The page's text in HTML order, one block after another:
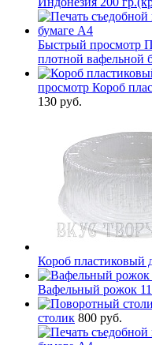
Быстрый просмотр
плотной вафельной
просмотр Короб
130 руб.
Короб пластиковый
Вафельный рожок
столик 800 руб.